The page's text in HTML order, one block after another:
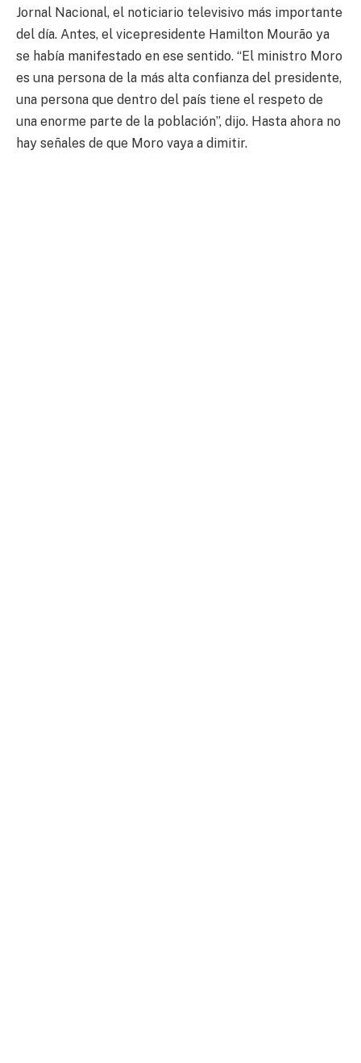
Jornal Nacional, el noticiario televisivo más importante
del día. Antes, el vicepresidente Hamilton Mourão ya
se había manifestado en ese sentido. “El ministro Moro
es una persona de la más alta confianza del presidente,
una persona que dentro del país tiene el respeto de
una enorme parte de la población”, dijo. Hasta ahora no
hay señales de que Moro vaya a dimitir.